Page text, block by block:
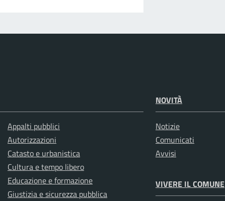
Appalti pubblici
Autorizzazioni
Catasto e urbanistica
Cultura e tempo libero
Educazione e formazione
Giustizia e sicurezza pubblica
NOVITÀ
Notizie
Comunicati
Avvisi
VIVERE IL COMUNE